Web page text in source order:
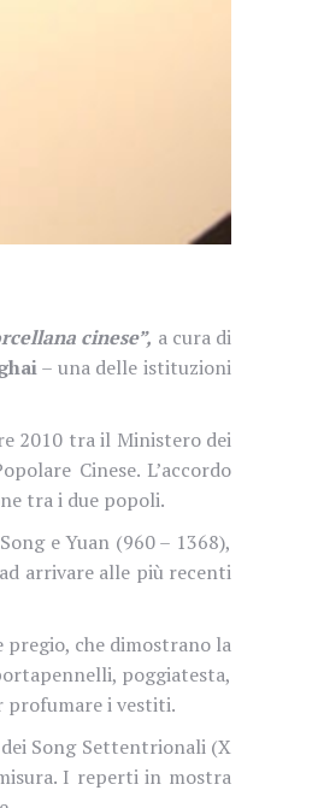
cinese”, a cura di
– una delle istituzioni
2010 tra il Ministero dei
Cinese. L’accordo
tra i due popoli.
e Yuan (960 – 1368),
arrivare alle più recenti
che dimostrano la
poggiatesta,
profumare i vestiti.
Song Settentrionali (X
I reperti in mostra